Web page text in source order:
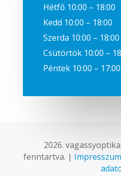
Hétfő 10:00 – 18:00
Kedd 10:00 – 18:00
Szerda 10:00 – 18:00
Csütörtök 10:00 –
Péntek 10:00 – 17:00
2026.
fenntartva. |